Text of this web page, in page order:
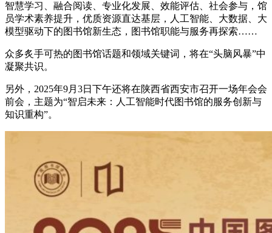
智慧学习、融合阅读、专业化发展、效能评估、社会参与，馆
员学术素养提升，优质资源直达基层，人工智能、大数据、大
模型驱动下的图书馆新生态，图书馆职能与服务再探索……
众多炙手可热的图书馆话题和领域关键词，将在“头脑风暴”中
凝聚共识。
另外，2025年9月3日下午还将在陕西省西安市召开一场年会会
前会，主题为“智启未来：人工智能时代图书馆的服务创新与
知识重构”。